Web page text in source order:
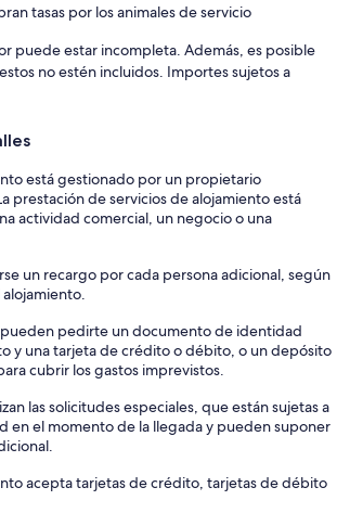
tasas por los animales de servicio
puede estar incompleta. Además, es posible
no estén incluidos. Importes sujetos a
está gestionado por un propietario
prestación de servicios de alojamiento está
actividad comercial, un negocio o una
un recargo por cada persona adicional, según
pedirte un documento de identidad
y una tarjeta de crédito o débito, o un depósito
cubrir los gastos imprevistos.
las solicitudes especiales, que están sujetas a
en el momento de la llegada y pueden suponer
acepta tarjetas de crédito, tarjetas de débito